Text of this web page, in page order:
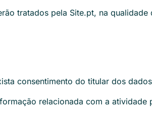
tratados pela Site.pt, na
consentimento do titular dos dados
relacionada com a